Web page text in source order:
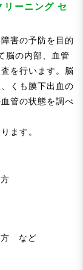
ーニング セ
害の予防を目的
脳の内部、血管
を行います。脳
くも膜下出血の
管の状態を調べ
ます。
方 など